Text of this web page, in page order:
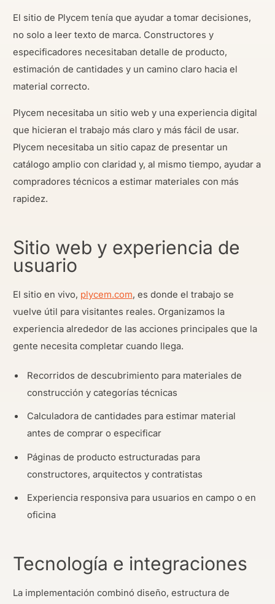
El sitio de Plycem tenía que ayudar a tomar decisiones,
no solo a leer texto de marca. Constructores y
especificadores necesitaban detalle de producto,
estimación de cantidades y un camino claro hacia el
material correcto.
Plycem necesitaba un sitio web y una experiencia digital
que hicieran el trabajo más claro y más fácil de usar.
Plycem necesitaba un sitio capaz de presentar un
catálogo amplio con claridad y, al mismo tiempo, ayudar a
compradores técnicos a estimar materiales con más
rapidez.
Sitio web y experiencia de
usuario
El sitio en vivo, plycem.com, es donde el trabajo se
vuelve útil para visitantes reales. Organizamos la
experiencia alrededor de las acciones principales que la
gente necesita completar cuando llega.
Recorridos de descubrimiento para materiales de
construcción y categorías técnicas
Calculadora de cantidades para estimar material
antes de comprar o especificar
Páginas de producto estructuradas para
constructores, arquitectos y contratistas
Experiencia responsiva para usuarios en campo o en
oficina
Tecnología e integraciones
La implementación combinó diseño, estructura de